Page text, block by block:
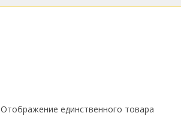
Отображение единственного товара